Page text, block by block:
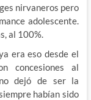
nirvaneros pero
adolescente.
al 100%.
era eso desde el
concesiones al
dejó de ser la
habían sido